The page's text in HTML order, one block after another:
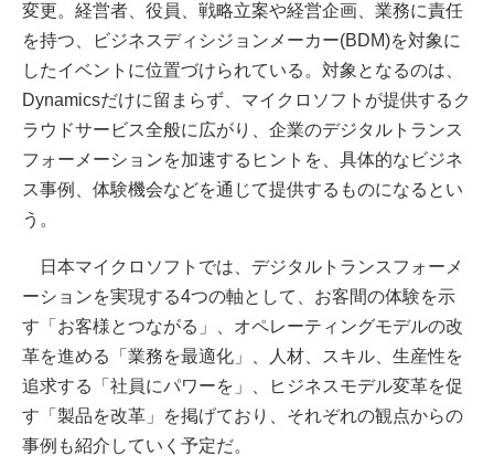
変更。経営者、役員、戦略立案や経営企画、業務に責任
を持つ、ビジネスディシジョンメーカー(BDM)を対象に
したイベントに位置づけられている。対象となるのは、
Dynamicsだけに留まらず、マイクロソフトが提供するク
ラウドサービス全般に広がり、企業のデジタルトランス
フォーメーションを加速するヒントを、具体的なビジネ
ス事例、体験機会などを通じて提供するものになるとい
う。
日本マイクロソフトでは、デジタルトランスフォーメ
ーションを実現する4つの軸として、お客間の体験を示
す「お客様とつながる」、オペレーティングモデルの改
革を進める「業務を最適化」、人材、スキル、生産性を
追求する「社員にパワーを」、ヒジネスモデル変革を促
す「製品を改革」を掲げており、それぞれの観点からの
事例も紹介していく予定だ。